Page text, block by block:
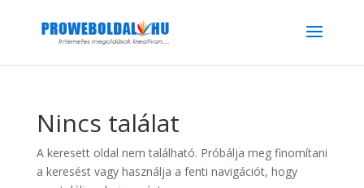
Nincs találat
A keresett oldal nem található. Próbálja meg finomítani
a keresést vagy használja a fenti navigációt, hogy